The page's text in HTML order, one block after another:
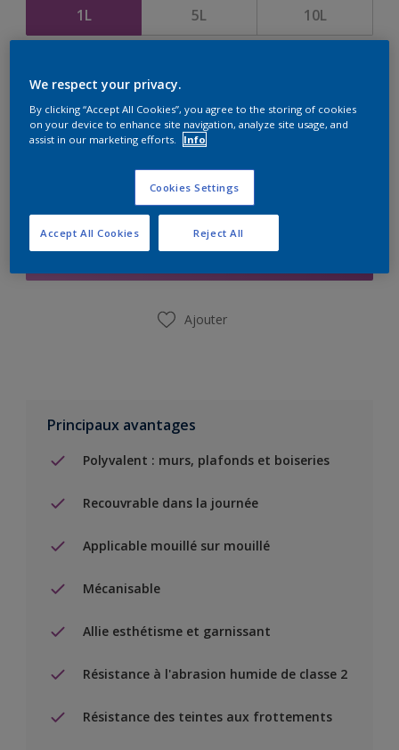
1L 5L 10L
Ajouter à la liste d’achats
Ajouter
Principaux avantages
Polyvalent : murs, plafonds et boiseries
Recouvrable dans la journée
Applicable mouillé sur mouillé
Mécanisable
Allie esthétisme et garnissant
Résistance à l'abrasion humide de classe 2
Résistance des teintes aux frottements
We respect your privacy.
By clicking “Accept All Cookies”, you agree to the storing of cookies
on your device to enhance site navigation, analyze site usage, and
assist in our marketing efforts.
Info
Cookies Settings
Reject All
Accept All Cookies